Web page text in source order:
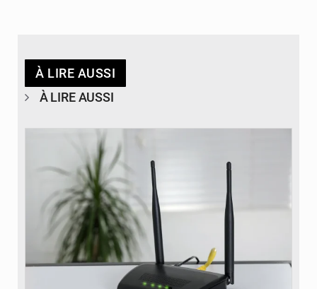
À LIRE AUSSI
À LIRE AUSSI